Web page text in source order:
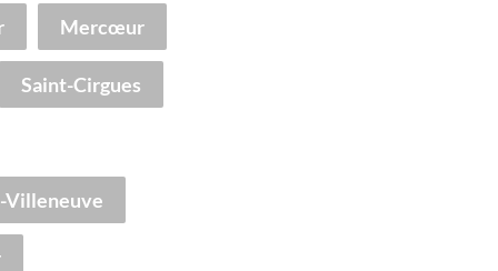
Mercœur
Saint-Cirgues
Villeneuve